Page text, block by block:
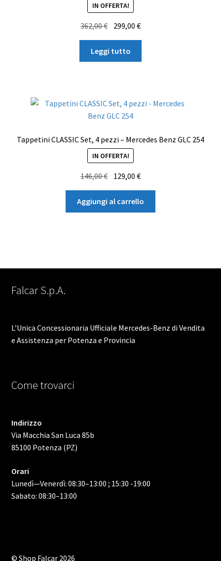
IN OFFERTA!
362,00€
originale
era:
299,00€Il
è:
Leggi tutto
Tappetini CLASSIC Set, 4 pezzi – Mercedes Benz GLC 254
IN OFFERTA!
146,00€
prezzo
originale
era:
129,00€Il
prezzo
attuale
è:
Aggiungi al carrello
Falcar S.p.A.
L’Unica Concessionaria Ufficiale Mercedes-Benz di Vendita
e Assistenza per Potenza e Provincia
Come trovarci
Indirizzo
Via Macchia San Luca 85b
85100 Potenza (PZ)
Orari
Lunedì—Venerdì: 08:30–13:00 ; 15:30 -19:00
Sabato: 08:30–13:00
© Shop Falcar 2026